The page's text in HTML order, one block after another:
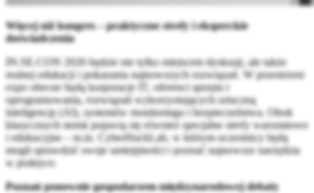
Więcej niż kongres – praktyczne strefy i eksperckie
doświadczenia
IN.SE.CON 2026 będzie nie tylko miejscem dyskusji, ale także
realnej edukacji i pokazania najnowszych rozwiązań. W przestrzeni
expo obecne będą korporacje IT, oferenci sprzętu i
oprogramowania, rozwiązań wykorzystujących sztuczną
inteligencję (AI), systemów monitoringu i bezpieczeństwa. Obok
klasycznych stoisk pojawią się również specjalne strefy warsztatowe
i edukacyjne – m.in. CyberHackLab, w którym uczestnicy będą
mogli sprawdzić swoje umiejętności i poznać najnowsze narzędzia
w praktyce.
Poznań ponownie gospodarzem międzynarodowej debaty